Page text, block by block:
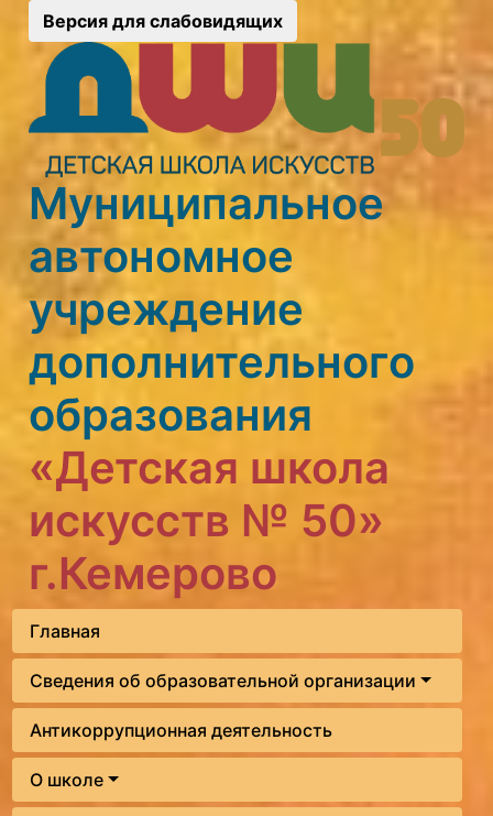
Версия для слабовидящих
Муниципальное
автономное
учреждение
дополнительного
образования
«Детская школа
искусств № 50»
г.Кемерово
Главная
Сведения об образовательной организации
Антикоррупционная деятельность
О школе